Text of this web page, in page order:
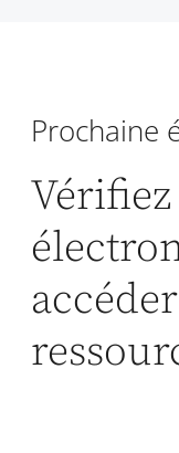
Prochaine